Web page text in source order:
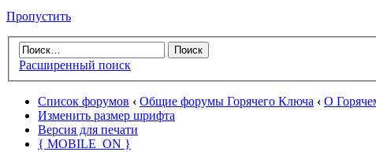
Пропустить
Расширенный поиск
Список форумов ‹ Общие форумы Горячего Ключа ‹ О
Изменить размер шрифта
Версия для печати
{ MOBILE_ON }